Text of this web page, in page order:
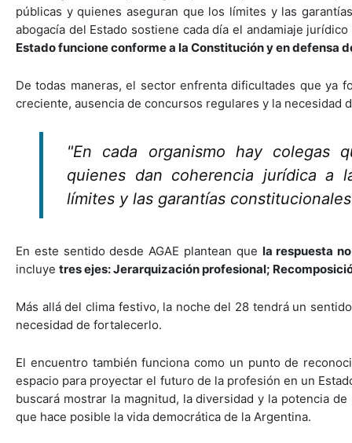
públicas y quienes aseguran que los límites y las
abogacía del Estado sostiene cada día el andamiaje
Estado funcione conforme a la Constitución y en defensa
De todas maneras, el sector enfrenta dificultades que ya
creciente, ausencia de concursos regulares y la necesidad
"En cada organismo hay colegas
quienes dan coherencia jurídica a
límites y las garantías
En este sentido desde AGAE plantean que la respuesta
incluye tres ejes: Jerarquización profesional;
Más allá del clima festivo, la noche del 28 tendrá un
necesidad de fortalecerlo.
El encuentro también funciona como un punto de
espacio para proyectar el futuro de la profesión en un
buscará mostrar la magnitud, la diversidad y la potencia
que hace posible la vida democrática de la Argentina.